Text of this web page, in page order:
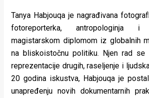
Tanya Habjouqa je nagrađivana
fotoreporterka, antropologinja
magistarskom diplomom iz globalnih
na bliskoistočnu politiku. Njen rad se
reprezentacije drugih, raseljenje i
20 godina iskustva, Habjouqa je
unapređenju novih dokumentarnih